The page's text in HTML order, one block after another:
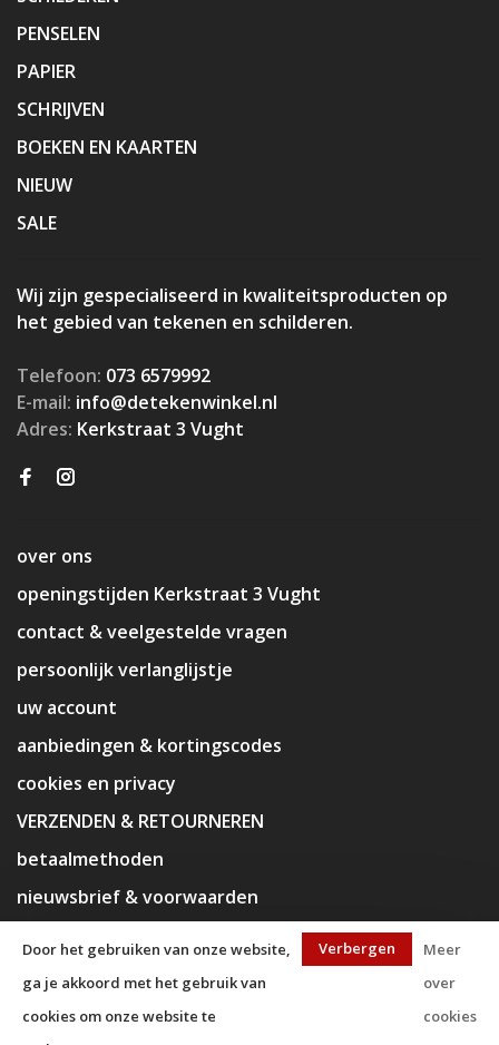
PENSELEN
PAPIER
SCHRIJVEN
BOEKEN EN KAARTEN
NIEUW
SALE
Wij zijn gespecialiseerd in kwaliteitsproducten op
het gebied van tekenen en schilderen.
Telefoon: 073 6579992
E-mail: info@detekenwinkel.nl
Adres: Kerkstraat 3 Vught
over ons
openingstijden Kerkstraat 3 Vught
contact & veelgestelde vragen
persoonlijk verlanglijstje
uw account
aanbiedingen & kortingscodes
cookies en privacy
VERZENDEN & RETOURNEREN
betaalmethoden
nieuwsbrief & voorwaarden
Door het gebruiken van onze website,
ga je akkoord met het gebruik van
cookies om onze website te
Verbergen
Meer
over
cookies